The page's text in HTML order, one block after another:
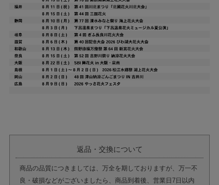
返品・交換について
商品の品質につきましては、万全を期しておりますが、万一不
良・破損などがございましたら、商品到着後、営業日7日以内